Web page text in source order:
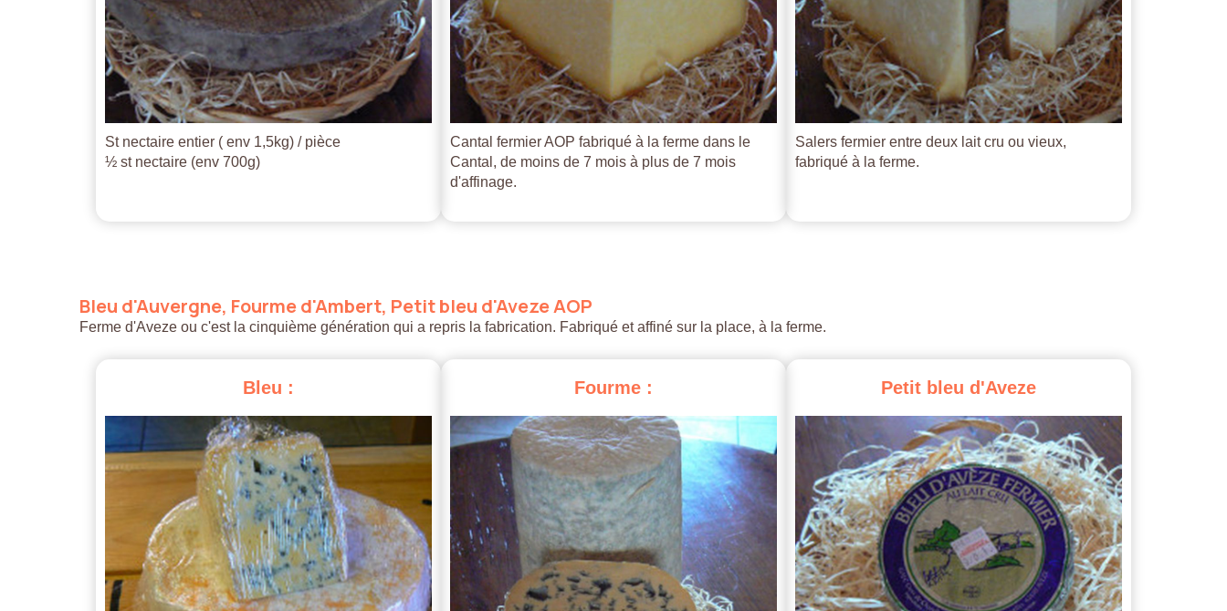
St nectaire entier ( env 1,5kg) / pièce
½ st nectaire (env 700g)
Cantal fermier AOP fabriqué à la ferme dans le
Cantal, de moins de 7 mois à plus de 7 mois
d'affinage.
Salers fermier entre deux lait cru ou vieux,
fabriqué à la ferme.
Bleu d'Auvergne, Fourmed'Ambert, Petitbleu d'AvezeAOP
Ferme d'Aveze ou c'est la cinquième génération qui a repris la fabrication. Fabriqué et affiné sur la place, à la ferme.
Bleu : Fourme : Petit bleu d'Aveze